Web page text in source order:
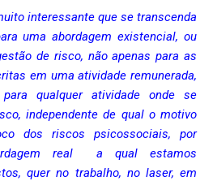
interessante que se transcenda
uma abordagem existencial, ou
de risco, não apenas para as
em uma atividade remunerada,
qualquer atividade onde se
independente de qual o motivo
dos riscos psicossociais, por
real a qual estamos
quer no trabalho, no laser, em